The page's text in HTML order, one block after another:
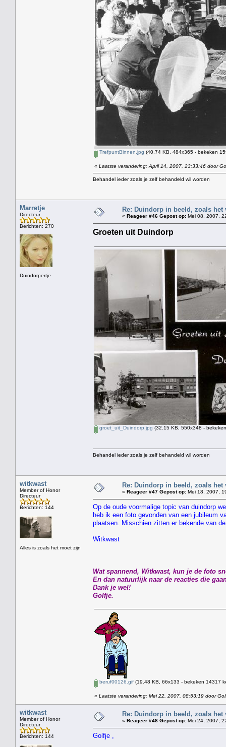
TrefpuntBinnen.jpg (40.74 KB, 484x365 - bekeken
« Laatste verandering: April 14, 2007, 23:33:46 door
Behandel ieder zoals je zelf behandeld wil worden
Marretje
Directeur
Berichten: 270
Duindorpertje
Re: Duindorp in beeld, zoals het
« Reageer #46 Gepost op: Mei 08, 2007,
Groeten uit Duindorp
groet_uit_Duindorp.jpg (32.15 KB, 550x348 -
Behandel ieder zoals je zelf behandeld wil worden
witkwast
Member of Honor
Directeur
Berichten: 144
Alles is zoals het moet zijn
Re: Duindorp in beeld, zoals het
« Reageer #47 Gepost op: Mei 18, 2007,
Op de oude voormalige topic van duindorp
heb ik een foto gevonden van een jubileum
plaatsen. Misschien zitten er bekende van
Witkwast
Wat spannend, Witkwast, kun je de foto
En dan natuurlijk naar de reacties die
Dank je wel!
Golfje.
beruf00126.gif (19.48 KB, 66x133 - bekeken 14317
« Laatste verandering: Mei 22, 2007, 08:53:19 door
witkwast
Member of Honor
Directeur
Berichten: 144
Re: Duindorp in beeld, zoals het
« Reageer #48 Gepost op: Mei 24, 2007,
Golfje ,